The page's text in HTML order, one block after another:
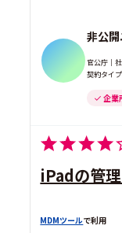
非公
官公庁｜
契約タイ
企業
iPadの管
MDMツールで利用